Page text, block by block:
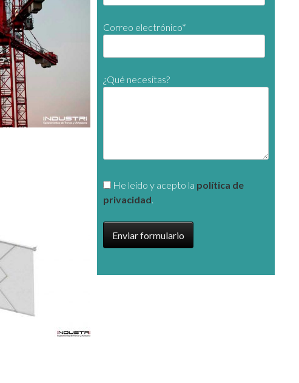
Correo electrónico*
¿Qué necesitas?
He leído y acepto la política de
privacidad.